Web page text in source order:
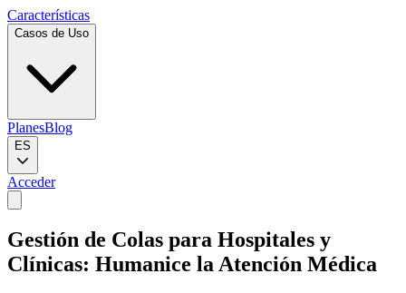
Características
Casos de Uso
PlanesBlog
ES
Acceder
Gestión de Colas para Hospitales y
Clínicas: Humanice la Atención Médica